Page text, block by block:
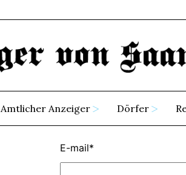
Amtlicher Anzeiger Dörfer
E-mail*